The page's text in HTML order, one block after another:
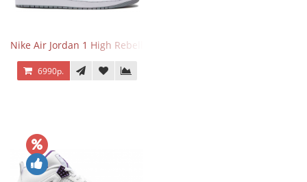
Nike Air Jordan 1 High Rebellionaire
6990р.